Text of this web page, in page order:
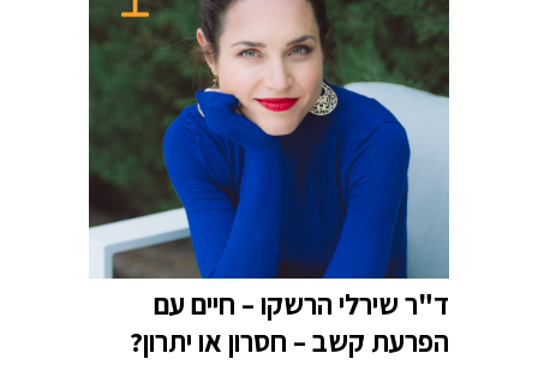
ד"ר שירלי הרשקו – חיים עם
הפרעת קשב – חסרון או יתרון?